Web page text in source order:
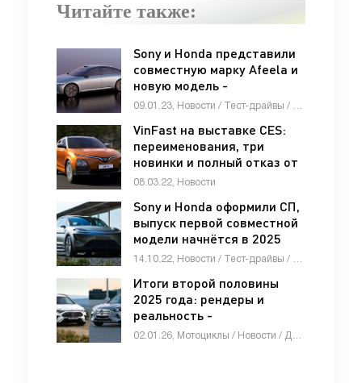
Читайте также:
Sony и Honda представили
совместную марку Afeela и
новую модель -
«Автоновости»
VinFast на выставке CES:
переименования, три
новинки и полный отказ от
ДВС до конца года -
08.03.22, Новости
Sony и Honda оформили СП,
выпуск первой совместной
модели начнётся в 2025
году - «Автоновости»
Итоги второй половины
2025 года: рендеры и
реальность -
«Автоновости»